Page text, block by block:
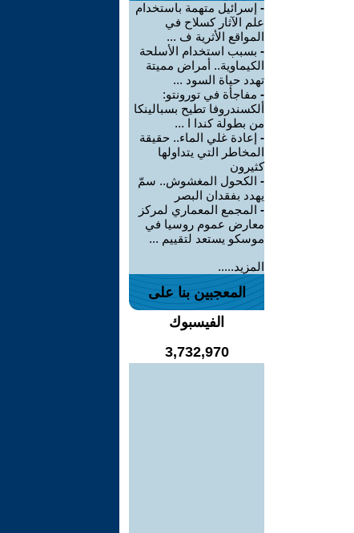
- إسرائيل متهمة باستخدام
علم الآثار كسلاح في
المواقع الأثرية ف ...
- بسبب استخدام الأسلحة
الكيماوية.. أمراض مميتة
تهدد حياة السود ...
- مفاجأة في تورونتو:
ألكسندروفا تطيح بسبالينكا
من بطولة كندا ا ...
- إعادة غلي الماء.. حقيقة
المخاطر التي يتداولها
كثيرون
- الكحول المغشوش.. سمّ
يهدد بفقدان البصر
- المجمع المعماري لمركز
معارض عموم روسيا في
موسكو يستعد لتقييم ...
المزيد.....
المعجبين بنا على
الفيسبوك
3,732,970